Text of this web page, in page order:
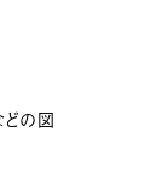
の図